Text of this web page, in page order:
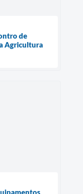
de
Agricultura